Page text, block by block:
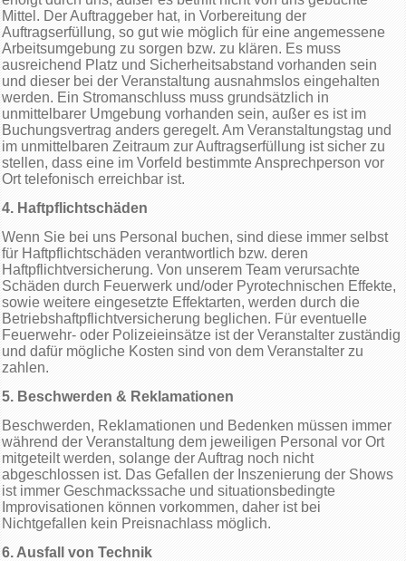
Mittel. Der Auftraggeber hat, in Vorbereitung der
Auftragserfüllung, so gut wie möglich für eine angemessene
Arbeitsumgebung zu sorgen bzw. zu klären. Es muss
ausreichend Platz und Sicherheitsabstand vorhanden sein
und dieser bei der Veranstaltung ausnahmslos eingehalten
werden. Ein Stromanschluss muss grundsätzlich in
unmittelbarer Umgebung vorhanden sein, außer es ist im
Buchungsvertrag anders geregelt. Am Veranstaltungstag und
im unmittelbaren Zeitraum zur Auftragserfüllung ist sicher zu
stellen, dass eine im Vorfeld bestimmte Ansprechperson vor
Ort telefonisch erreichbar ist.
4. Haftpflichtschäden
Wenn Sie bei uns Personal buchen, sind diese immer selbst
für Haftpflichtschäden verantwortlich bzw. deren
Haftpflichtversicherung. Von unserem Team verursachte
Schäden durch Feuerwerk und/oder Pyrotechnischen Effekte,
sowie weitere eingesetzte Effektarten, werden durch die
Betriebshaftpflichtversicherung beglichen. Für eventuelle
Feuerwehr- oder Polizeieinsätze ist der Veranstalter zuständig
und dafür mögliche Kosten sind von dem Veranstalter zu
zahlen.
5. Beschwerden & Reklamationen
Beschwerden, Reklamationen und Bedenken müssen immer
während der Veranstaltung dem jeweiligen Personal vor Ort
mitgeteilt werden, solange der Auftrag noch nicht
abgeschlossen ist. Das Gefallen der Inszenierung der Shows
ist immer Geschmackssache und situationsbedingte
Improvisationen können vorkommen, daher ist bei
Nichtgefallen kein Preisnachlass möglich.
6. Ausfall von Technik